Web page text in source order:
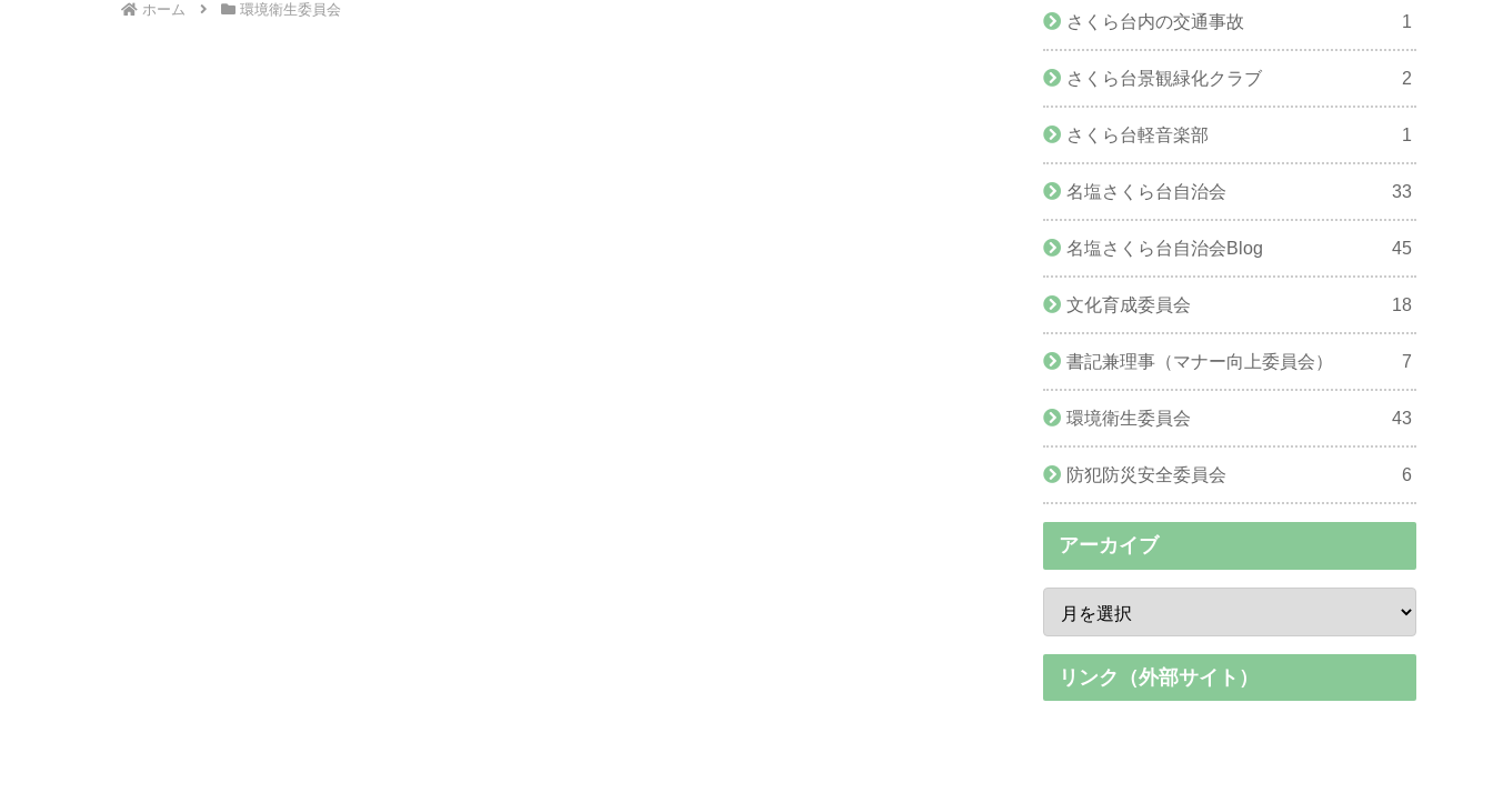
ホーム 環境衛生委員会
さくら台内の交通事故 1
さくら台景観緑化クラブ 2
さくら台軽音楽部 1
名塩さくら台自治会 33
名塩さくら台自治会Blog 45
文化育成委員会 18
書記兼理事（マナー向上委員会） 7
環境衛生委員会 43
防犯防災安全委員会 6
アーカイブ
リンク（外部サイト）